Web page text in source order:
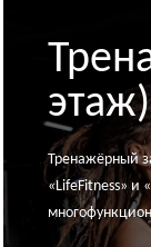
этаж)
Тренажёрный
«LifeFitness» и